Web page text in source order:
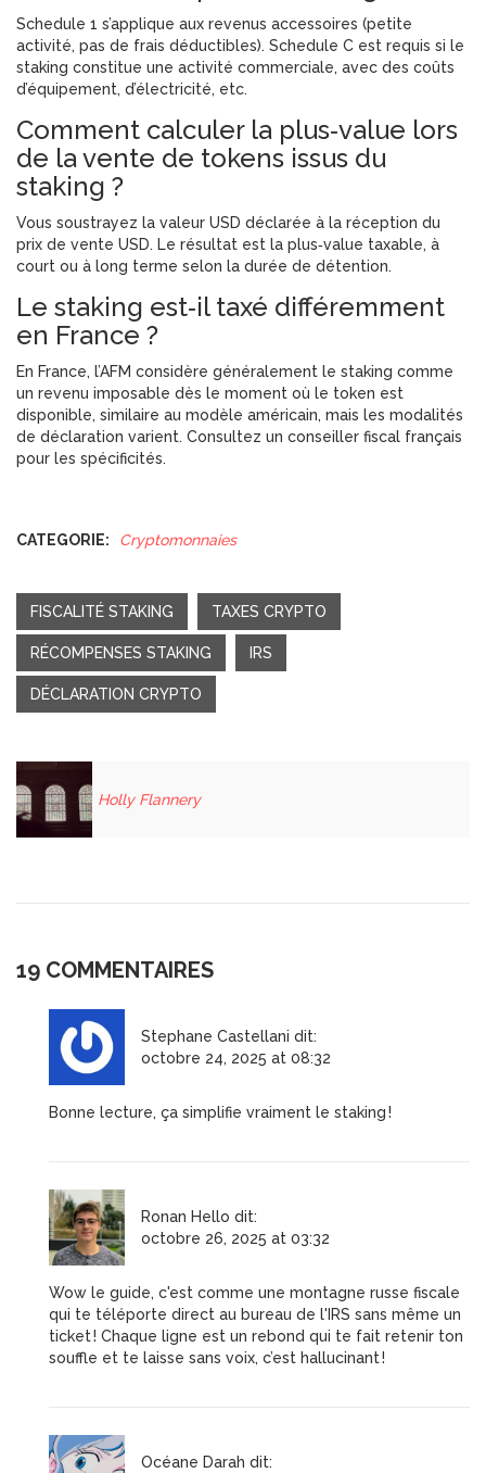
Schedule 1 s’applique aux revenus accessoires (petite
activité, pas de frais déductibles). Schedule C est requis si le
staking constitue une activité commerciale, avec des coûts
d’équipement, d’électricité, etc.
Comment calculer la plus‑value lors
de la vente de tokens issus du
staking ?
Vous soustrayez la valeur USD déclarée à la réception du
prix de vente USD. Le résultat est la plus‑value taxable, à
court ou à long terme selon la durée de détention.
Le staking est‑il taxé différemment
en France ?
En France, l’AFM considère généralement le staking comme
un revenu imposable dès le moment où le token est
disponible, similaire au modèle américain, mais les modalités
de déclaration varient. Consultez un conseiller fiscal français
pour les spécificités.
CATEGORIE: Cryptomonnaies
FISCALITÉ STAKING TAXES CRYPTO
RÉCOMPENSES STAKING IRS
DÉCLARATION CRYPTO
Holly Flannery
19 COMMENTAIRES
Stephane Castellani dit:
octobre 24, 2025 at 08:32
Bonne lecture, ça simplifie vraiment le staking !
Ronan Hello dit:
octobre 26, 2025 at 03:32
Wow le guide, c'est comme une montagne russe fiscale
qui te téléporte direct au bureau de l'IRS sans même un
ticket ! Chaque ligne est un rebond qui te fait retenir ton
souffle et te laisse sans voix, c’est hallucinant !
Océane Darah dit: